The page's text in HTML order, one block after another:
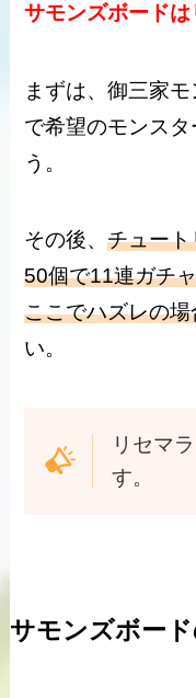
サモンズボード
まずは、御三家
で希望のモンス
う。
その後、チュー
50個で11連ガチ
ここでハズレの
い。
リセマ
す。
サモンズボー